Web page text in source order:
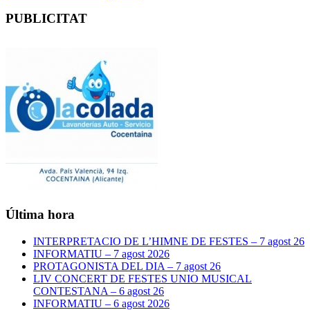
PUBLICITAT
Última hora
INTERPRETACIO DE L’HIMNE DE FESTES – 7 agost 26
INFORMATIU – 7 agost 2026
PROTAGONISTA DEL DIA – 7 agost 26
LIV CONCERT DE FESTES UNIO MUSICAL
CONTESTANA – 6 agost 26
INFORMATIU – 6 agost 2026